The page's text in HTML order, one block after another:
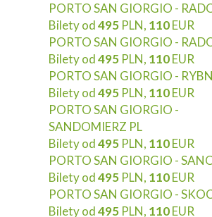
PORTO SAN GIORGIO -
Bilety od495 PLN, 110EUR
PORTO SAN GIORGIO -
Bilety od495 PLN, 110EUR
PORTO SAN GIORGIO -
Bilety od495 PLN, 110EUR
PORTO SAN GIORGIO -
SANDOMIERZ PL
Bilety od495 PLN, 110EUR
PORTO SAN GIORGIO -
Bilety od495 PLN, 110EUR
PORTO SAN GIORGIO -
Bilety od495 PLN, 110EUR